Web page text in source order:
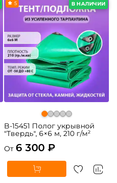
В НАЛИЧИИ
5
B-15451 Полог укрывной
"Твердь", 6×6 м, 210 г/м²
От 6 300 ₽